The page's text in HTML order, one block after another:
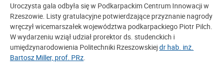
Uroczysta gala odbyła się w Podkarpackim Centrum Innowacji w
Rzeszowie. Listy gratulacyjne potwierdzające przyznanie nagrody
wręczył wicemarszałek województwa podkarpackiego Piotr Pilch.
W wydarzeniu wziął udział prorektor ds. studenckich i
umiędzynarodowienia Politechniki Rzeszowskiejdr hab. inż.
Bartosz Miller, prof. PRz